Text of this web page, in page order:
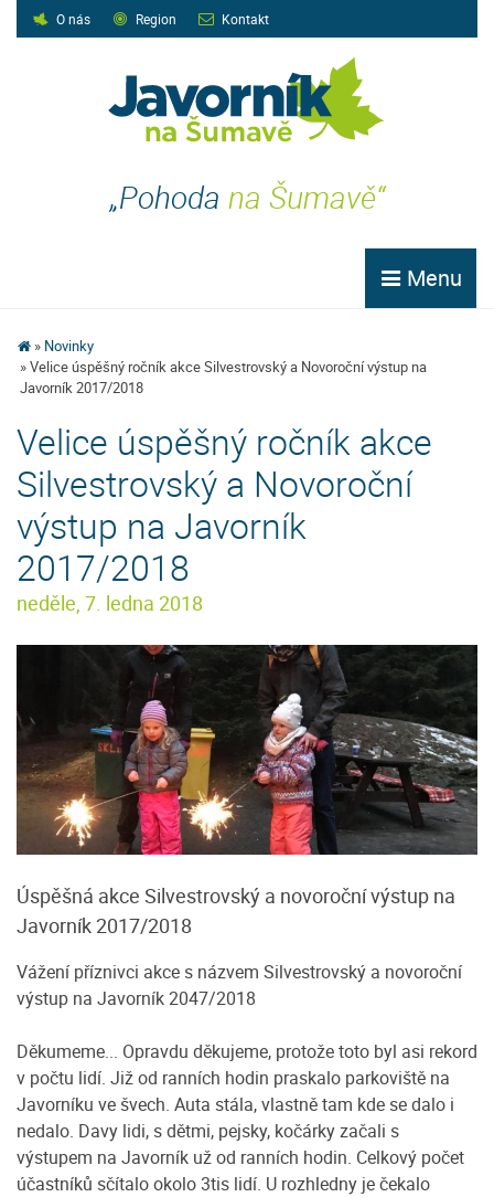
O nás Region Kontakt
„Pohoda na Šumavě“
Menu
Novinky
Velice úspěšný ročník akce Silvestrovský a Novoroční výstup na
Javorník 2017/2018
Velice úspěšný ročník akce
Silvestrovský a Novoroční
výstup na Javorník
2017/2018
neděle, 7. ledna 2018
Úspěšná akce Silvestrovský a novoroční výstup na
Javorník 2017/2018
Vážení příznivci akce s názvem Silvestrovský a novoroční
výstup na Javorník 2047/2018
Děkumeme... Opravdu děkujeme, protože toto byl asi rekord
v počtu lidí. Již od ranních hodin praskalo parkoviště na
Javorníku ve švech. Auta stála, vlastně tam kde se dalo i
nedalo. Davy lidi, s dětmi, pejsky, kočárky začali s
výstupem na Javorník už od ranních hodin. Celkový počet
účastníků sčítalo okolo 3tis lidí. U rozhledny je čekalo